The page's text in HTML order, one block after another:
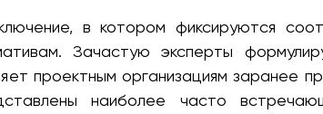
в котором фиксируются
Зачастую эксперты
проектным организациям заранее
наиболее часто